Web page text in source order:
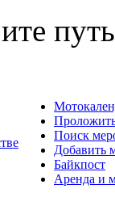
Поиск
Добавить
Байкпост
Аренда и